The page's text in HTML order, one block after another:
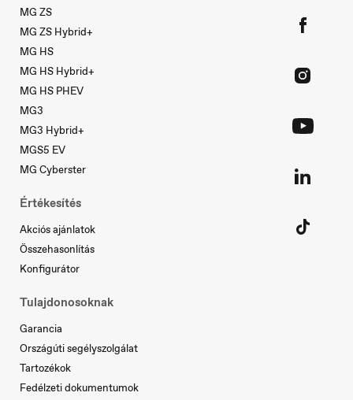
Macedonia
Македонски
Nederland
Nederlands
Norge
Norsk
Deutsch
MG ZS
MG ZS Hybrid+
MG HS
MG HS Hybrid+
MG HS PHEV
MG3
MG3 Hybrid+
MGS5 EV
MG Cyberster
Értékesítés
Akciós ajánlatok
Összehasonlítás
Konfigurátor
Tulajdonosoknak
Garancia
Országúti segélyszolgálat
Tartozékok
Fedélzeti dokumentumok